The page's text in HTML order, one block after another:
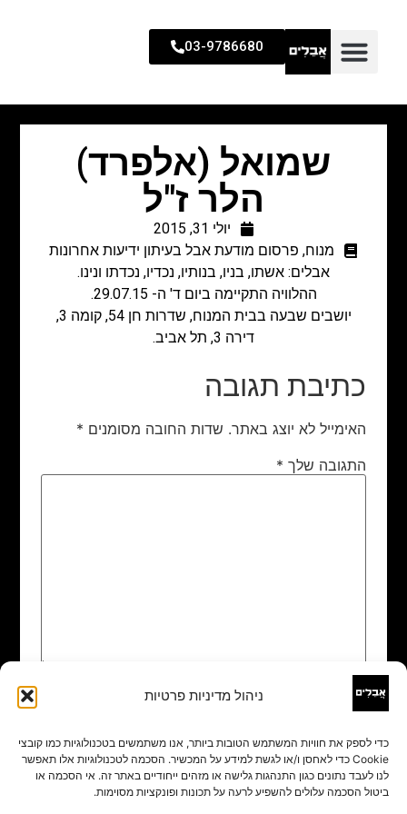
ניהול מדיניות פרטיות
כדי לספק את חוויות המשתמש הטובות ביותר, אנו משתמשים בטכנולוגיות כמו קובצי
Cookie כדי לאחסן ו/או לגשת למידע על המכשיר. הסכמה לטכנולוגיות אלו תאפשר
לנו לעבד נתונים כגון התנהגות גלישה או מזהים ייחודיים באתר זה. אי הסכמה או
ביטול הסכמה עלולים להשפיע לרעה על תכונות ופונקציות מסוימות.
03-9786680
שמואל (אלפרד)
הלר ז"ל
יולי 31, 2015
מנוח, פרסום מודעת אבל בעיתון ידיעות אחרונות
אבלים: אשתו, בניו, בנותיו, נכדיו, נכדתו ונינו.
ההלוויה התקיימה ביום ד' ה- 29.07.15.
יושבים שבעה בבית המנוח, שדרות חן 54, קומה 3,
דירה 3, תל אביב.
כתיבת תגובה
האימייל לא יוצג באתר. שדות החובה מסומנים *
התגובה שלך *
שם
אימייל*